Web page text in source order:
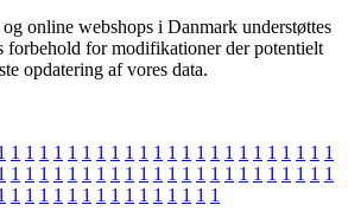
online webshops i Danmark understøttes
forbehold for modifikationer der potentielt
opdatering af vores data.
1 1 1 1 1 1 1 1 1 1 1 1 1 1 1 1 1 1 1 1 1 1 1
1 1 1 1 1 1 1 1 1 1 1 1 1 1 1 1 1 1 1 1 1 1 1
1 1 1 1 1 1 1 1 1 1 1 1 1 1 1